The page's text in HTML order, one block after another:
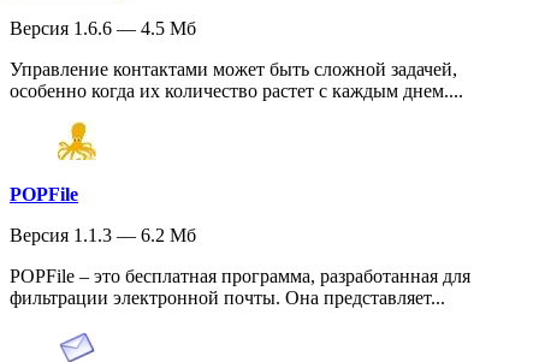
Версия 1.6.6 — 4.5 Мб
Управление контактами может быть сложной задачей,
особенно когда их количество растет с каждым днем....
POPFile
Версия 1.1.3 — 6.2 Мб
POPFile – это бесплатная программа, разработанная для
фильтрации электронной почты. Она представляет...